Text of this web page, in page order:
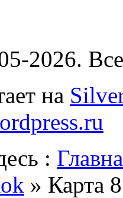
2026.
на
:
» Карта